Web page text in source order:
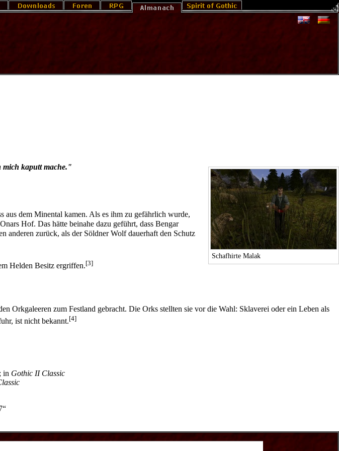
Schafhirte Malak
mich kaputt mache."
aus dem Minental kamen. Als es ihm zu gefährlich wurde,
Onars Hof. Das hätte beinahe dazu geführt, dass Bengar
anderen zurück, als der Söldner Wolfdauerhaft den Schutz
Helden Besitz ergriffen.[3]
Orkgaleeren zum Festland gebracht. Die Orks stellten sie vor die Wahl: Sklaverei oder ein Leben als
ist nicht bekannt.[4]
; in Gothic II Classic
“